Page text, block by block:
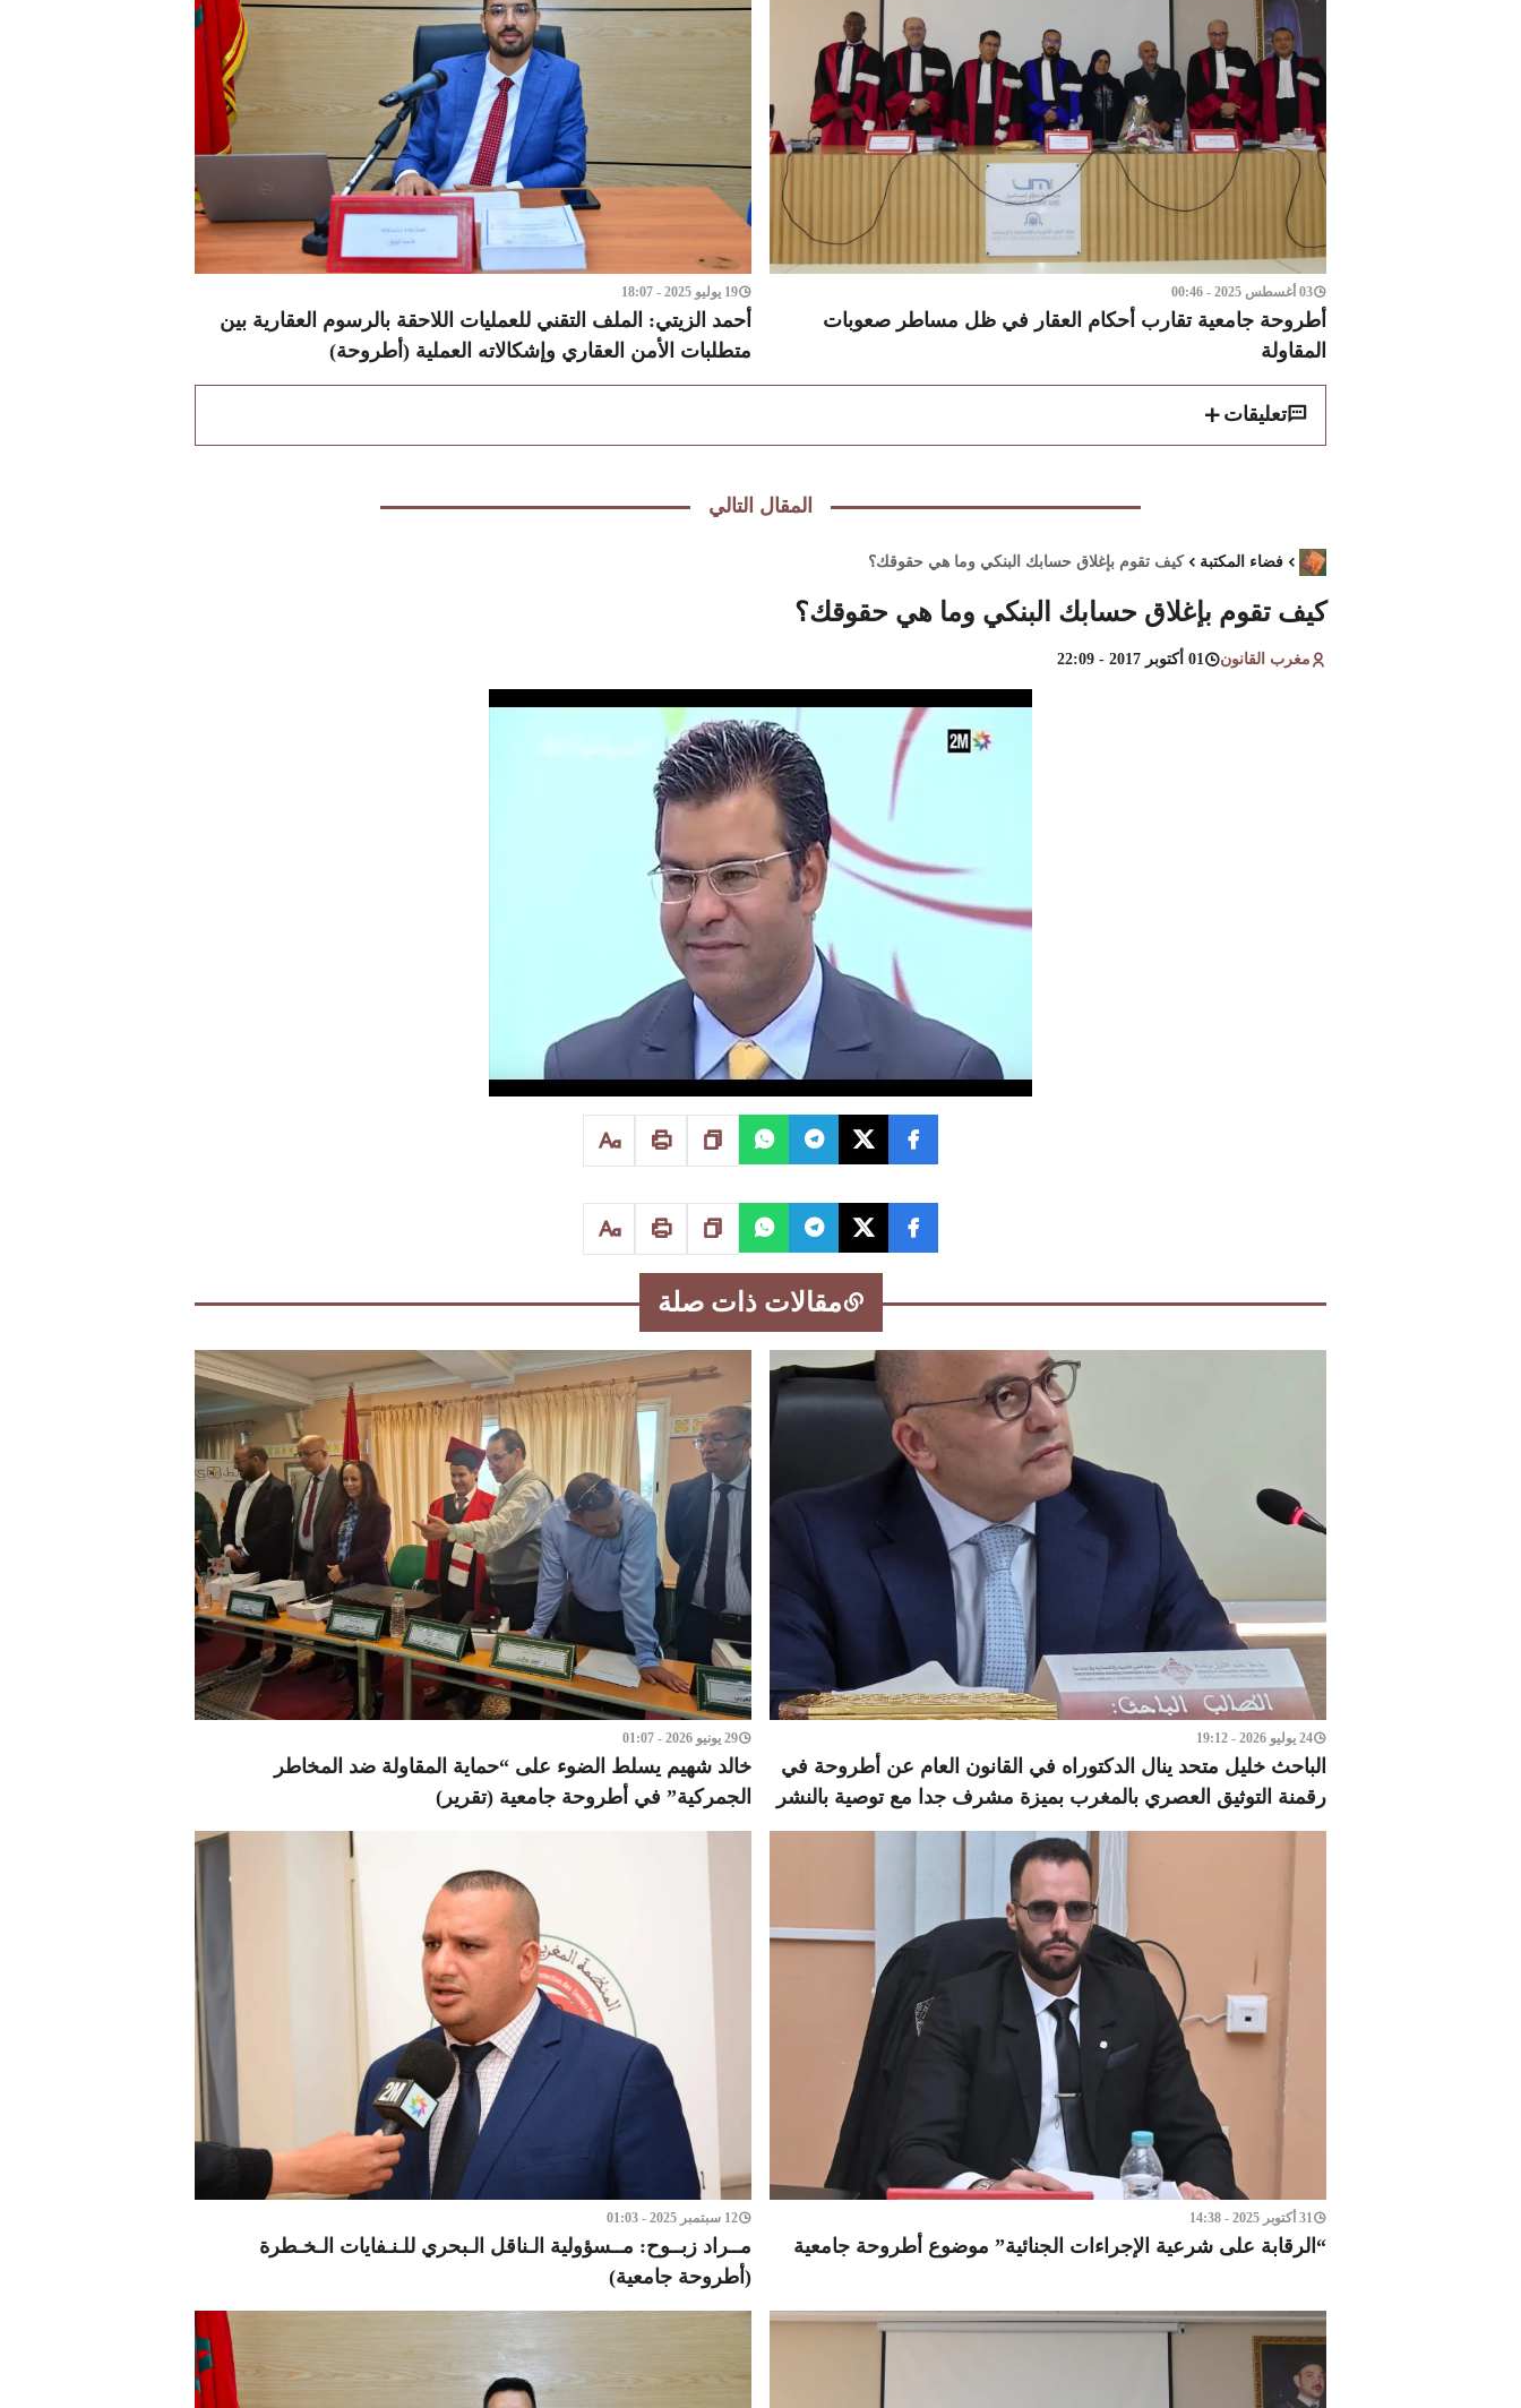
03 أغسطس 2025 - 00:46
أطروحة جامعية تقارب أحكام العقار في ظل مساطر صعوبات
المقاولة
19 يوليو 2025 - 18:07
أحمد الزيتي: الملف التقني للعمليات اللاحقة بالرسوم العقارية بين
متطلبات الأمن العقاري وإشكالاته العملية (أطروحة)
تعليقات
المقال التالي
فضاء المكتبة كيف تقوم بإغلاق حسابك البنكي وما هي حقوقك؟
كيف تقوم بإغلاق حسابك البنكي وما هي حقوقك؟
مغرب القانون 01 أكتوبر 2017 - 22:09
مقالات ذات صلة
24 يوليو 2026 - 19:12
الباحث خليل متحد ينال الدكتوراه في القانون العام عن أطروحة في
رقمنة التوثيق العصري بالمغرب بميزة مشرف جدا مع توصية بالنشر
29 يونيو 2026 - 01:07
خالد شهيم يسلط الضوء على “حماية المقاولة ضد المخاطر
الجمركية” في أطروحة جامعية (تقرير)
31 أكتوبر 2025 - 14:38
“الرقابة على شرعية الإجراءات الجنائية” موضوع أطروحة جامعية
12 سبتمبر 2025 - 01:03
مــراد زبــوح: مــسؤولية الـناقل الـبحري للـنـفايات الـخـطرة
(أطروحة جامعية)